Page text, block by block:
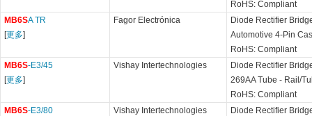
RoHS: Compliant
MB6SA TR
[更多]
Fagor Electrónica
Diode Rectifier
Automotive 4-Pin
RoHS: Compliant
MB6S-E3/45
[更多]
Vishay Intertechnologies
Diode Rectifier
269AA Tube - Rail/
RoHS: Compliant
MB6S-E3/80
Vishay Intertechnologies
Diode Rectifier